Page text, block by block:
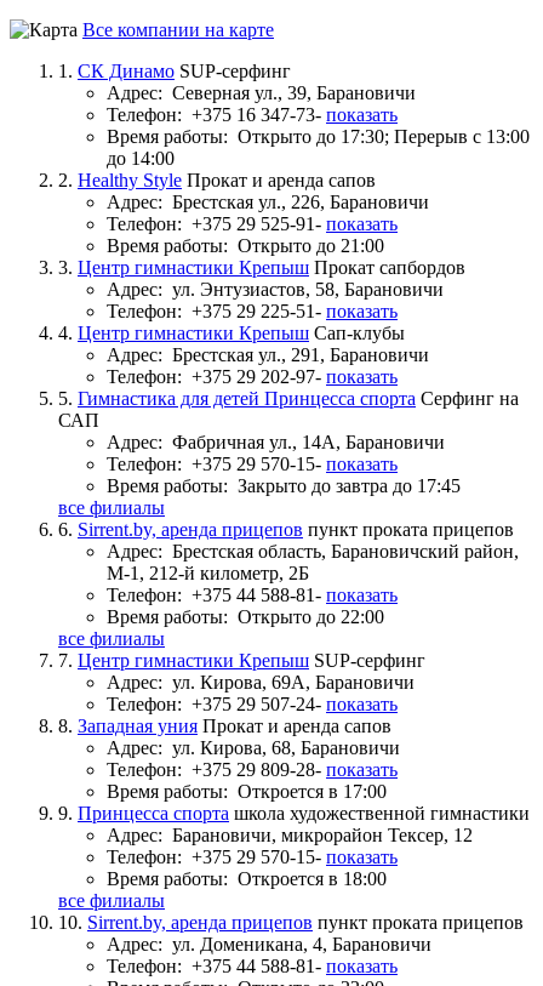
Все компании на карте
1. СК Динамо SUP-серфинг
Адрес: Северная ул., 39, Барановичи
Телефон: +375 16 347-73- показать
Время работы: Открыто до 17:30; Перерыв с 13:00
до 14:00
2. Healthy Style Прокат и аренда сапов
Адрес: Брестская ул., 226, Барановичи
Телефон: +375 29 525-91- показать
Время работы: Открыто до 21:00
3. Центр гимнастики Крепыш Прокат сапбордов
Адрес: ул. Энтузиастов, 58, Барановичи
Телефон: +375 29 225-51- показать
4. Центр гимнастики Крепыш Сап-клубы
Адрес: Брестская ул., 291, Барановичи
Телефон: +375 29 202-97- показать
5. Гимнастика для детей Принцесса спорта Серфинг на
САП
Адрес: Фабричная ул., 14А, Барановичи
Телефон: +375 29 570-15- показать
Время работы: Закрыто до завтра до 17:45
все филиалы
6. Sirrent.by, аренда прицепов пункт проката прицепов
Адрес: Брестская область, Барановичский район,
М-1, 212-й километр, 2Б
Телефон: +375 44 588-81- показать
Время работы: Открыто до 22:00
все филиалы
7. Центр гимнастики Крепыш SUP-серфинг
Адрес: ул. Кирова, 69А, Барановичи
Телефон: +375 29 507-24- показать
8. Западная уния Прокат и аренда сапов
Адрес: ул. Кирова, 68, Барановичи
Телефон: +375 29 809-28- показать
Время работы: Откроется в 17:00
9. Принцесса спорта школа художественной гимнастики
Адрес: Барановичи, микрорайон Тексер, 12
Телефон: +375 29 570-15- показать
Время работы: Откроется в 18:00
все филиалы
10. Sirrent.by, аренда прицепов пункт проката прицепов
Адрес: ул. Доменикана, 4, Барановичи
Телефон: +375 44 588-81- показать